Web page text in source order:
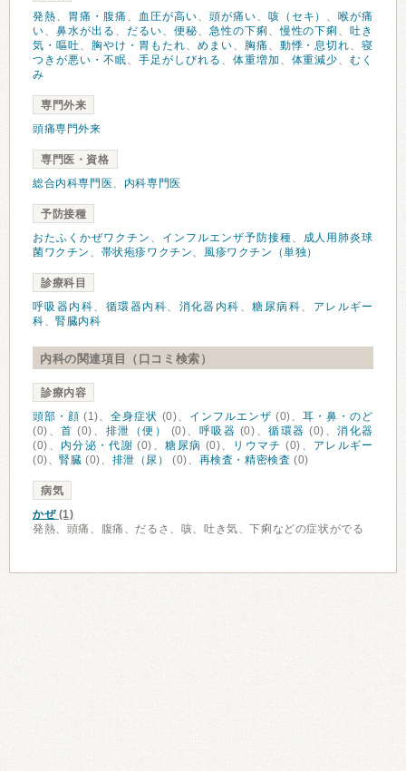
発熱、 胃痛・腹痛 、 血圧が高い、 頭が痛い、 咳（セキ） 、喉が痛
い、 鼻水が出る 、 だるい、 便秘、 急性の下痢 、慢性の下痢 、吐き
気・嘔吐、 胸やけ・胃もたれ、 めまい、 胸痛 、 動悸・息切れ、寝
つきが悪い・不眠、 手足がしびれる 、 体重増加 、 体重減少、むく
み
専門外来
頭痛専門外来
専門医・資格
総合内科専門医、 内科専門医
予防接種
おたふくかぜワクチン 、 インフルエンザ予防接種、
成人用肺炎球
菌ワクチン 、 帯状疱疹ワクチン、 風疹ワクチン（単独）
診療科目
呼吸器内科、 循環器内科、 消化器内科 、糖尿病科、 アレルギー
科、腎臓内科
内科の関連項目（口コミ検索）
診療内容
頭部・顔 (1)、全身症状 (0)、 インフルエンザ (0)、耳・鼻・のど
(0)、首 (0)、 排泄（便） (0)、 呼吸器 (0)、循環器 (0)、消化器
(0)、 内分泌・代謝 (0)、糖尿病 (0)、 リウマチ (0)、 アレルギー
(0)、腎臓 (0)、 排泄（尿） (0)、 再検査・精密検査 (0)
病気
かぜ(1)
発熱、頭痛、腹痛、だるさ、咳、吐き気、下痢などの症状がでる